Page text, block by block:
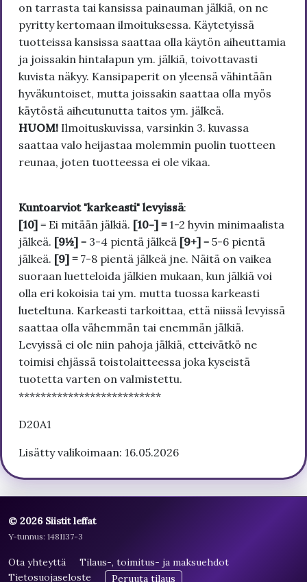
on tarrasta tai kansissa painauman jälkiä, on ne
pyritty kertomaan ilmoituksessa. Käytetyissä
tuotteissa kansissa saattaa olla käytön aiheuttamia
ja joissakin hintalapun ym. jälkiä, toivottavasti
kuvista näkyy. Kansipaperit on yleensä vähintään
hyväkuntoiset, mutta joissakin saattaa olla myös
käytöstä aiheutunutta taitos ym. jälkeä.
HUOM! Ilmoituskuvissa, varsinkin 3. kuvassa
saattaa valo heijastaa molemmin puolin tuotteen
reunaa, joten tuotteessa ei ole vikaa.
Kuntoarviot "karkeasti" levyissä:
[10] = Ei mitään jälkiä. [10-] = 1-2 hyvin minimaalista
jälkeä. [9½] = 3-4 pientä jälkeä [9+] = 5-6 pientä
jälkeä. [9] = 7-8 pientä jälkeä jne. Näitä on vaikea
suoraan luetteloida jälkien mukaan, kun jälkiä voi
olla eri kokoisia tai ym. mutta tuossa karkeasti
lueteltuna. Karkeasti tarkoittaa, että niissä levyissä
saattaa olla vähemmän tai enemmän jälkiä.
Levyissä ei ole niin pahoja jälkiä, etteivätkö ne
toimisi ehjässä toistolaitteessa joka kyseistä
tuotetta varten on valmistettu.
**************************
D20A1
Lisätty valikoimaan: 16.05.2026
© 2026 Siistit leffat
Y-tunnus: 1481137-3
Ota yhteyttä
Tilaus-, toimitus- ja maksuehdot
Tietosuojaseloste
Peruuta tilaus